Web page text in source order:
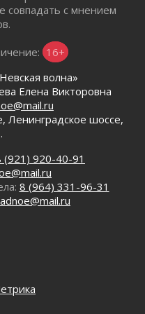
«Белый
жизнь
юбилея
в
с мнением
16+
волна»
Елена Викторовна
Ленинградское шоссе,
(921) 920-40-91
8 (964) 331-96-31